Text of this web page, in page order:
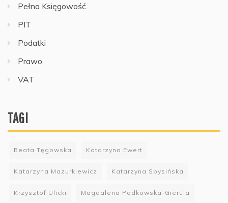
Pełna Księgowość
PIT
Podatki
Prawo
VAT
TAGI
Beata Tęgowska Katarzyna Ewert
Katarzyna Mazurkiewicz Katarzyna Spysińska
Krzysztof Ulicki Magdalena Podkowska-Gierula